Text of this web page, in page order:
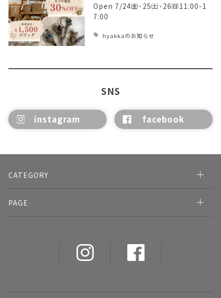
Open 7/24㈮･25㈯･26㈰11:00-1
7:00
hyakkaのお知らせ
SNS
instagram facebook
CATEGORY
PAGE